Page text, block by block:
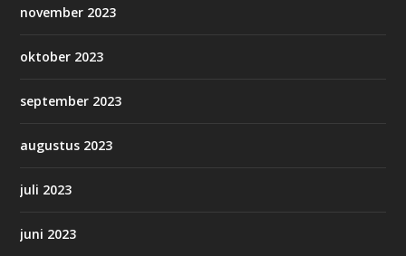
november 2023
oktober 2023
september 2023
augustus 2023
juli 2023
juni 2023